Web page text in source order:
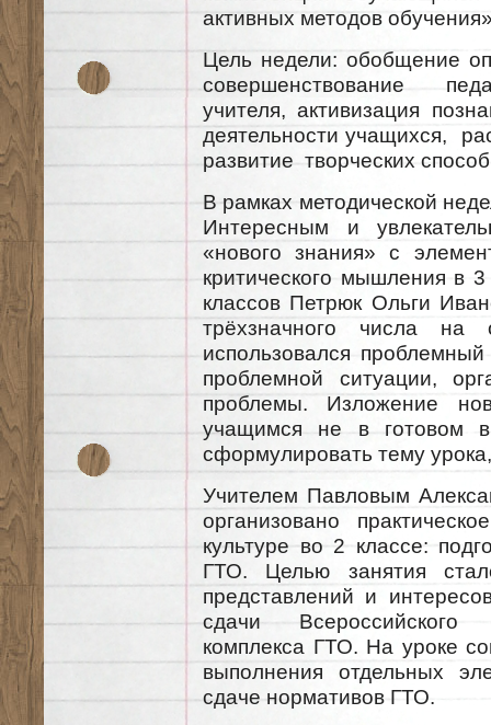
активных методов
Цель недели: обобщение
совершенствование
учителя, активизация
деятельности учащихся,
развитие творческих
В рамках методической
Интересным и
«нового знания» с
критического мышления в
классов Петрюк Ольги
трёхзначного числа на
использовался
проблемной ситуации,
проблемы. Изложение
учащимся не в готовом
сформулировать тему
Учителем Павловым
организовано
культуре во 2 классе:
ГТО. Целью занятия
представлений и
сдачи Всероссийского
комплекса ГТО. На уроке
выполнения отдельных
сдаче нормативов ГТО.